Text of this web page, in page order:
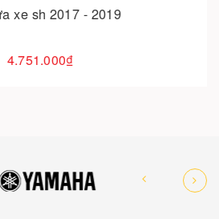
xe sh 2017 - 2019
4.751.000₫